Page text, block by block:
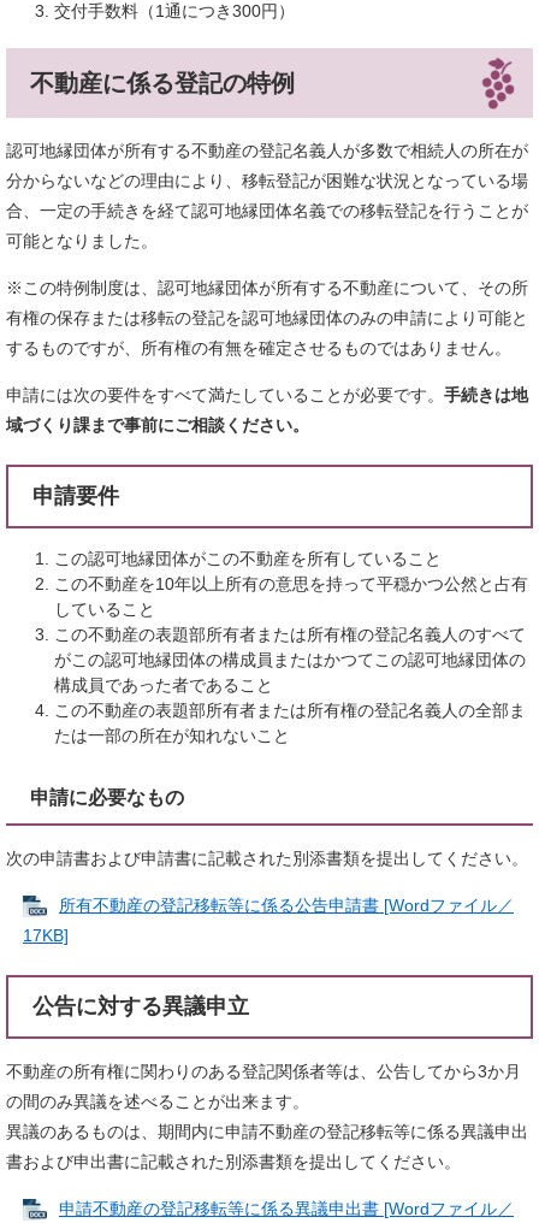
交付手数料（1通につき300円）
不動産に係る登記の特例
認可地縁団体が所有する不動産の登記名義人が多数で相続人の所在が
分からないなどの理由により、移転登記が困難な状況となっている場
合、一定の手続きを経て認可地縁団体名義での移転登記を行うことが
可能となりました。
​※この特例制度は、認可地縁団体が所有する不動産について、その所
有権の保存または移転の登記を認可地縁団体のみの申請により可能と
するものですが、所有権の有無を確定させるものではありません。
申請には次の要件をすべて満たしていることが必要です。 手続きは地
域づくり課まで事前にご相談ください。
申請要件
この認可地縁団体がこの不動産を所有していること
この不動産を10年以上所有の意思を持って平穏かつ公然と占有
していること
この不動産の表題部所有者または所有権の登記名義人のすべて
がこの認可地縁団体の構成員またはかつてこの認可地縁団体の
構成員であった者であること
この不動産の表題部所有者または所有権の登記名義人の全部ま
たは一部の所在が知れないこと
申請に必要なもの
次の申請書および申請書に記載された別添書類を提出してください。
所有不動産の登記移転等に係る公告申請書 [Wordファイル／
17KB]
公告に対する異議申立
不動産の所有権に関わりのある登記関係者等は、公告してから3か月
の間のみ異議を述べることが出来ます。
異議のあるものは、期間内に申請不動産の登記移転等に係る異議申出
書および申出書に記載された別添書類を提出してください。
申請不動産の登記移転等に係る異議申出書 [Wordファイル／